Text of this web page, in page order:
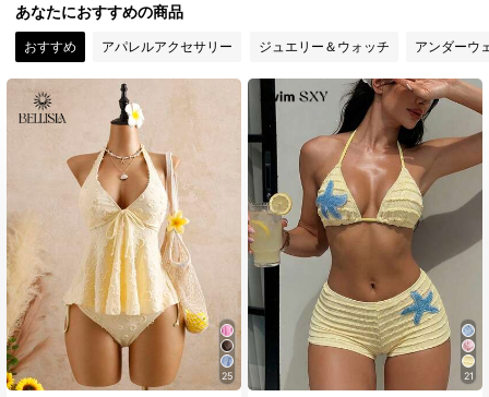
4.85 59K フォロワー
4.85
4.85 59K フォロワー
4.85 59K フォロワー
あなたにおすすめの商品
おすすめ アパレルアクセサリー ジュエリー＆ウォッチ アンダーウ
25 21